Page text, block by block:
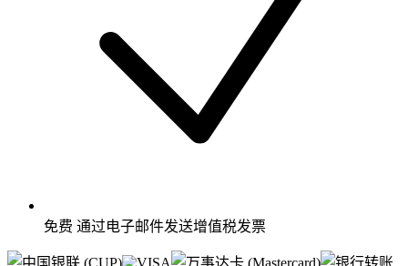
免费 通过电子邮件发送增值税发票